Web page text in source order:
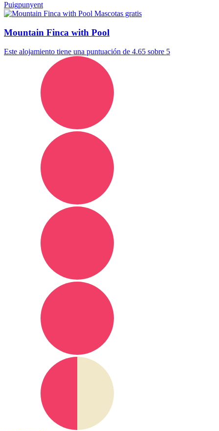
Puigpunyent
Mascotas gratis
Mountain Finca with Pool
Este alojamiento tiene una puntuación de 4.65 sobre 5